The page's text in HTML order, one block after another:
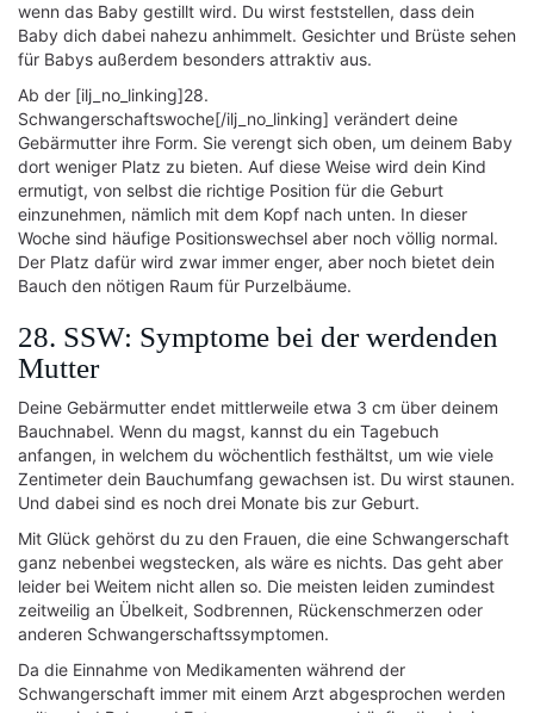
wenn das Baby gestillt wird. Du wirst feststellen, dass dein
Baby dich dabei nahezu anhimmelt. Gesichter und Brüste sehen
für Babys außerdem besonders attraktiv aus.
Ab der [ilj_no_linking]28.
Schwangerschaftswoche[/ilj_no_linking] verändert deine
Gebärmutter ihre Form. Sie verengt sich oben, um deinem Baby
dort weniger Platz zu bieten. Auf diese Weise wird dein Kind
ermutigt, von selbst die richtige Position für die Geburt
einzunehmen, nämlich mit dem Kopf nach unten. In dieser
Woche sind häufige Positionswechsel aber noch völlig normal.
Der Platz dafür wird zwar immer enger, aber noch bietet dein
Bauch den nötigen Raum für Purzelbäume.
28. SSW: Symptome bei der werdenden
Mutter
Deine Gebärmutter endet mittlerweile etwa 3 cm über deinem
Bauchnabel. Wenn du magst, kannst du ein Tagebuch
anfangen, in welchem du wöchentlich festhältst, um wie viele
Zentimeter dein Bauchumfang gewachsen ist. Du wirst staunen.
Und dabei sind es noch drei Monate bis zur Geburt.
Mit Glück gehörst du zu den Frauen, die eine Schwangerschaft
ganz nebenbei wegstecken, als wäre es nichts. Das geht aber
leider bei Weitem nicht allen so. Die meisten leiden zumindest
zeitweilig an Übelkeit, Sodbrennen, Rückenschmerzen oder
anderen Schwangerschaftssymptomen.
Da die Einnahme von Medikamenten während der
Schwangerschaft immer mit einem Arzt abgesprochen werden